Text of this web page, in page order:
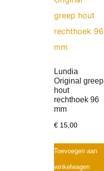
Lundia
Original greep
hout
rechthoek 96
mm
€ 15,00
Toevoegen aan
winkelwagen